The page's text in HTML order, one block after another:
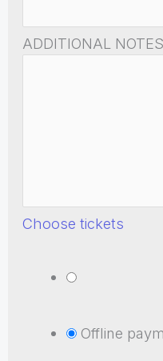
ADDITIONAL NOTES
Choose tickets
Offline